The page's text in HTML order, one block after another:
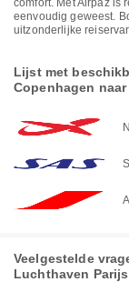
comfort. Met Airpaz is
eenvoudig geweest.
uitzonderlijke
Lijst met
Copenhagen
Veelgestelde
Luchthaven